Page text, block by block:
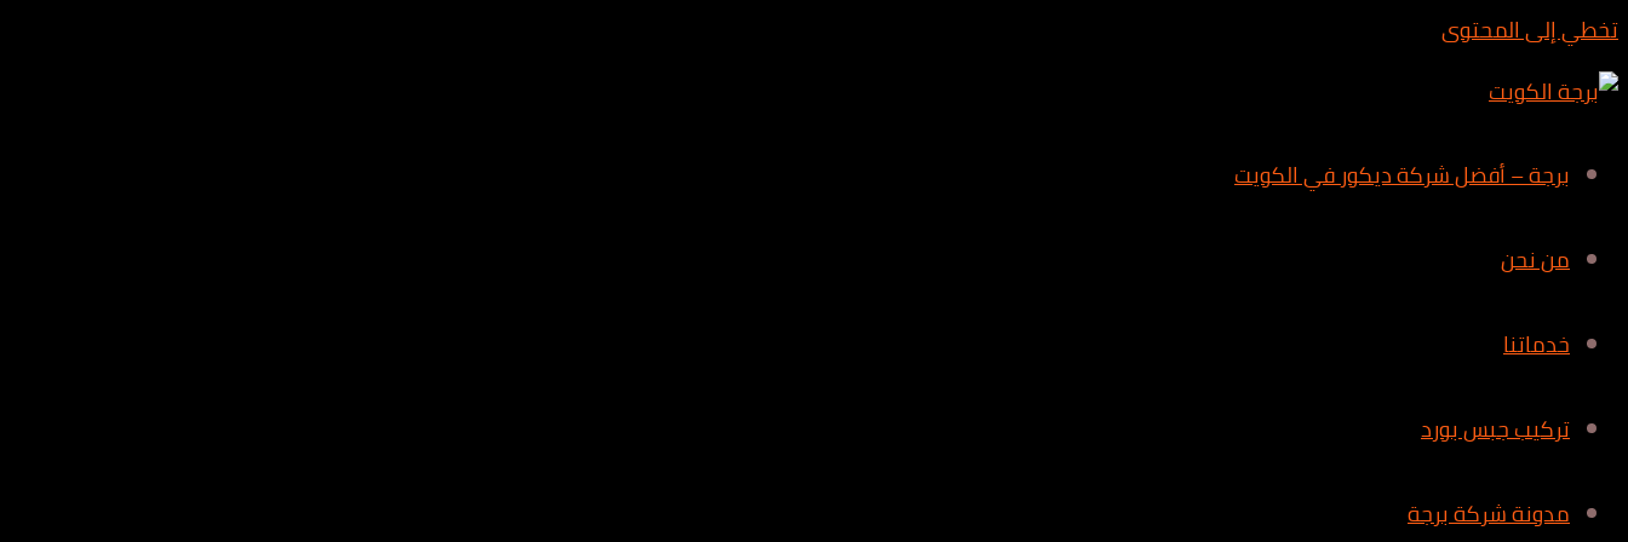
تخطي إلى المحتوى
برجة – أفضل شركة ديكور في الكويت
من نحن
خدماتنا
تركيب جبس بورد
مدونة شركة برجة